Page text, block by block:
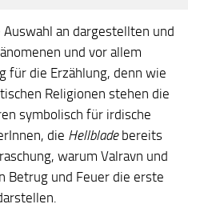
an dargestellten und
und vor allem
für die Erzählung, denn wie
Religionen stehen die
symbolisch für irdische
die Hellbladebereits
warum Valravn und
Betrug und Feuer die erste